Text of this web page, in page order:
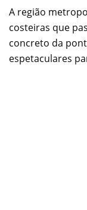
A região
costeiras que
concreto da
espetaculares